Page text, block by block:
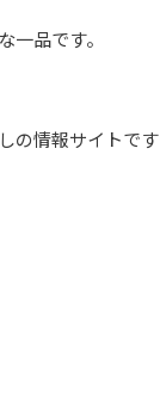
品です。
の情報サイトです